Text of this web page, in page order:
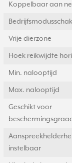
Koppelbaar aan
Vrije dierzone
Hoek reikwijdte
Min. nalooptijd
Max. nalooptijd
Geschikt voor
instelbaar